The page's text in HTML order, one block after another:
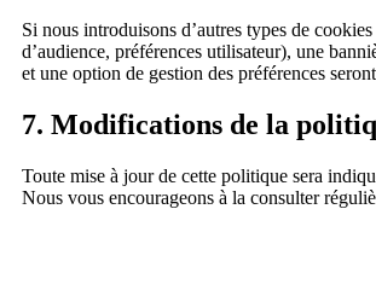
Si nous introduisons d’autres types de
d’audience, préférences utilisateur), une
et une option de gestion des préférences
7. Modifications de la
Toute mise à jour de cette politique sera
Nous vous encourageons à la consulter